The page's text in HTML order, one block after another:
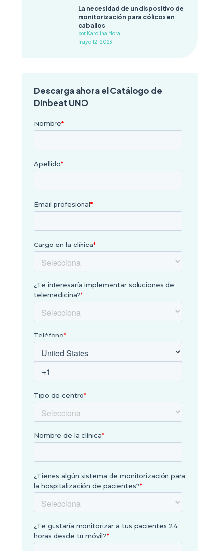
La necesidad de un dispositivo de
monitorización para cólicos en
caballos
por Karolina Mora
mayo 12, 2023
Descarga ahora el Catálogo de
Dinbeat UNO